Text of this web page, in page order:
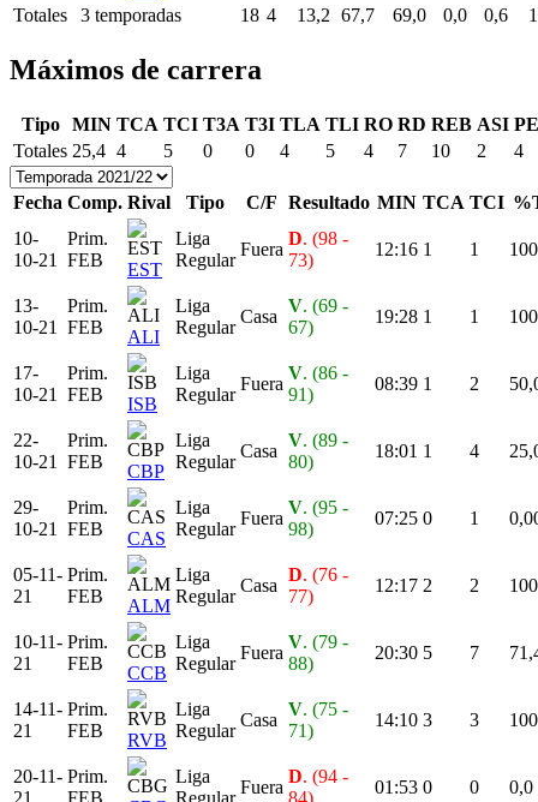
Totales
3 temporadas 18 4 13,2 67,7 69,0 0,0 0,6
Máximos de carrera
Tipo MIN TCA TCI T3A T3I TLA TLI RO RD REB ASI
Totales 25,4 4 5 0 0 4 5 4 7 10 2 4
Fecha Comp. Rival Tipo C/F Resultado MIN TCA TCI
10-
10-21
Prim.
FEB
EST
Liga
Regular
Fuera
D. (98 -
73)
12:16 1 1
13-
10-21
Prim.
FEB
ALI
Liga
Regular
Casa
V. (69 -
67)
19:28 1 1
17-
10-21
Prim.
FEB
ISB
Liga
Regular
Fuera
V. (86 -
91)
08:39 1 2
22-
10-21
Prim.
FEB
CBP
Liga
Regular
Casa
V. (89 -
80)
18:01 1 4
29-
10-21
Prim.
FEB
CAS
Liga
Regular
Fuera
V. (95 -
98)
07:25 0 1
05-11-
21
Prim.
FEB
ALM
Liga
Regular
Casa
D. (76 -
77)
12:17 2 2
10-11-
21
Prim.
FEB
CCB
Liga
Regular
Fuera
V. (79 -
88)
20:30 5 7
14-11-
21
Prim.
FEB
RVB
Liga
Regular
Casa
V. (75 -
71)
14:10 3 3
20-11-
21
Prim.
FEB
Liga
Regular
Fuera
D. (94 -
84)
01:53 0 0 0,0